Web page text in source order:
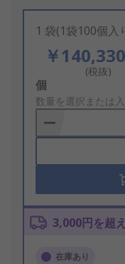
1 袋(1袋100個入
￥
(税抜)
Add
to
Basket
個
数量を選択または
3,000円を超
在庫あり